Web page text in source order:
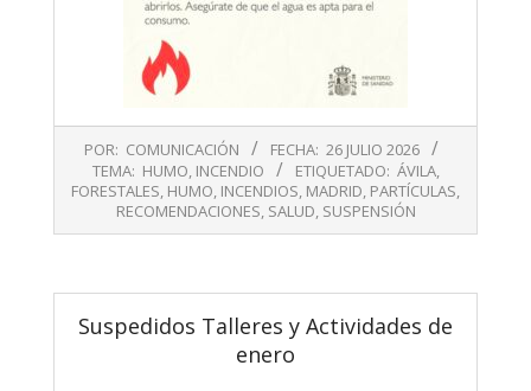
26
POR: COMUNICACIÓN FECHA: 26 JULIO 2026
TEMA: HUMO INCENDIO ETIQUETADO: ÁVILA,
FORESTALES HUMO INCENDIOS MADRID PARTÍCULAS
RECOMENDACIONES SALUD SUSPENSIÓN
Suspedidos Talleres y Actividades de
enero